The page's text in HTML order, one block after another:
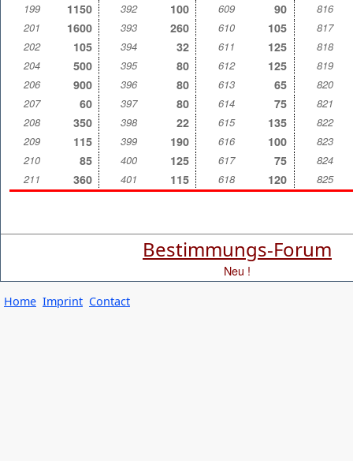
199
1150 392 100 609 90
816
201
1600 393 260 610 105
817
202
105 394 32 611 125
818
204
500 395 80 612 125
819
206
900 396 80 613 65
820
207
60 397 80 614 75
821
208
350 398 22 615 135
822
209
115 399 190 616 100
823
210
85 400 125 617 75
824
211
360 401 115 618 120 825
Bestimmungs-Forum
Neu !
Home Imprint Contact